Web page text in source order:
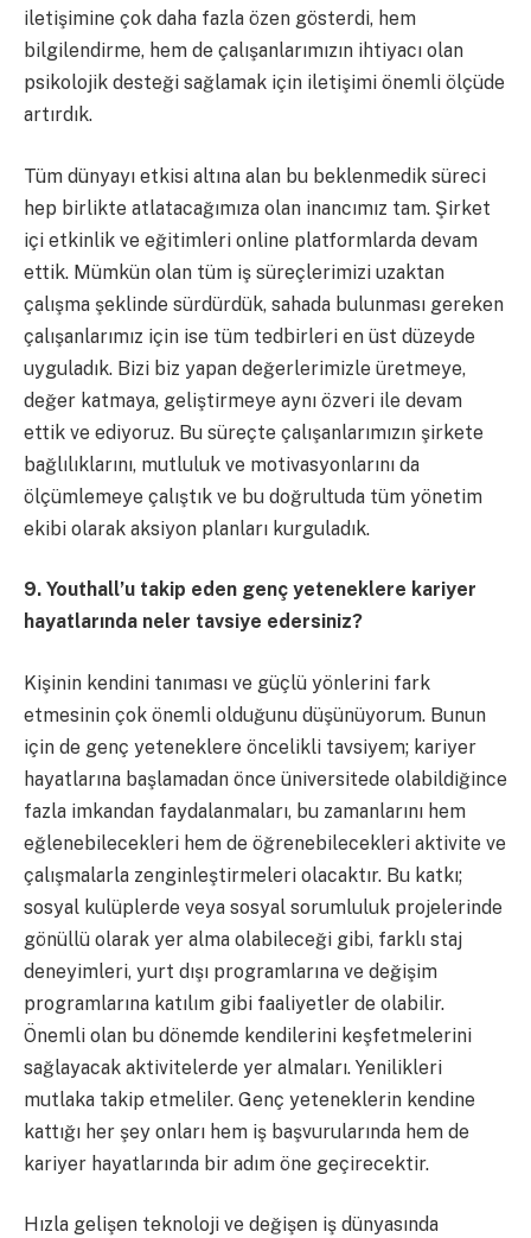
iletişimine çok daha fazla özen gösterdi, hem
bilgilendirme, hem de çalışanlarımızın ihtiyacı olan
psikolojik desteği sağlamak için iletişimi önemli ölçüde
artırdık.
Tüm dünyayı etkisi altına alan bu beklenmedik süreci
hep birlikte atlatacağımıza olan inancımız tam. Şirket
içi etkinlik ve eğitimleri online platformlarda devam
ettik. Mümkün olan tüm iş süreçlerimizi uzaktan
çalışma şeklinde sürdürdük, sahada bulunması gereken
çalışanlarımız için ise tüm tedbirleri en üst düzeyde
uyguladık. Bizi biz yapan değerlerimizle üretmeye,
değer katmaya, geliştirmeye aynı özveri ile devam
ettik ve ediyoruz. Bu süreçte çalışanlarımızın şirkete
bağlılıklarını, mutluluk ve motivasyonlarını da
ölçümlemeye çalıştık ve bu doğrultuda tüm yönetim
ekibi olarak aksiyon planları kurguladık.
9. Youthall’u takip eden genç yeteneklere kariyer
hayatlarında neler tavsiye edersiniz?
Kişinin kendini tanıması ve güçlü yönlerini fark
etmesinin çok önemli olduğunu düşünüyorum. Bunun
için de genç yeteneklere öncelikli tavsiyem; kariyer
hayatlarına başlamadan önce üniversitede olabildiğince
fazla imkandan faydalanmaları, bu zamanlarını hem
eğlenebilecekleri hem de öğrenebilecekleri aktivite ve
çalışmalarla zenginleştirmeleri olacaktır. Bu katkı;
sosyal kulüplerde veya sosyal sorumluluk projelerinde
gönüllü olarak yer alma olabileceği gibi, farklı staj
deneyimleri, yurt dışı programlarına ve değişim
programlarına katılım gibi faaliyetler de olabilir.
Önemli olan bu dönemde kendilerini keşfetmelerini
sağlayacak aktivitelerde yer almaları. Yenilikleri
mutlaka takip etmeliler. Genç yeteneklerin kendine
kattığı her şey onları hem iş başvurularında hem de
kariyer hayatlarında bir adım öne geçirecektir.
Hızla gelişen teknoloji ve değişen iş dünyasında